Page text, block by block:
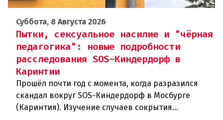
Суббота, 8 Августа 2026
Пытки, сексуальное насилие и "чёрная
педагогика": новые подробности
расследования SOS-Киндердорф в
Каринтии
Прошёл почти год с момента, когда разразился
скандал вокруг SOS-Киндердорф в Мосбурге
(Каринтия). Изучение случаев сокрытия